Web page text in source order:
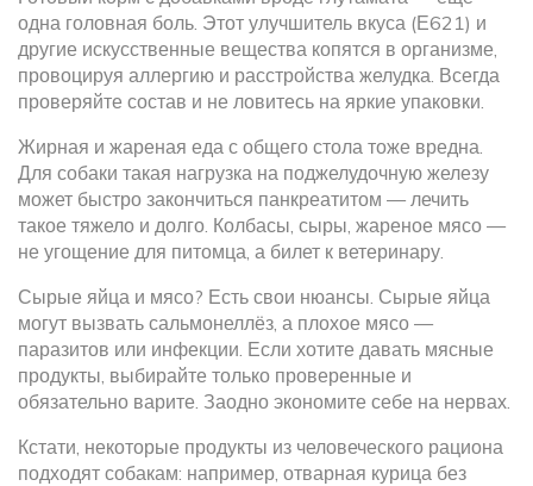
одна головная боль. Этот улучшитель вкуса (Е621) и
другие искусственные вещества копятся в организме,
провоцируя аллергию и расстройства желудка. Всегда
проверяйте состав и не ловитесь на яркие упаковки.
Жирная и жареная еда с общего стола тоже вредна.
Для собаки такая нагрузка на поджелудочную железу
может быстро закончиться панкреатитом — лечить
такое тяжело и долго. Колбасы, сыры, жареное мясо —
не угощение для питомца, а билет к ветеринару.
Сырые яйца и мясо? Есть свои нюансы. Сырые яйца
могут вызвать сальмонеллёз, а плохое мясо —
паразитов или инфекции. Если хотите давать мясные
продукты, выбирайте только проверенные и
обязательно варите. Заодно экономите себе на нервах.
Кстати, некоторые продукты из человеческого рациона
подходят собакам: например, отварная курица без